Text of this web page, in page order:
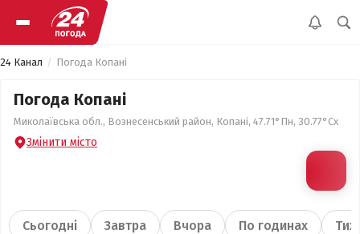
24 Канал Погода Копані
Погода Копані
Миколаївська обл., Вознесенський район, Копані, 47.71°Пн, 30.77°Сх
Змінити місто
Сьогодні Завтра Вчора По годинах